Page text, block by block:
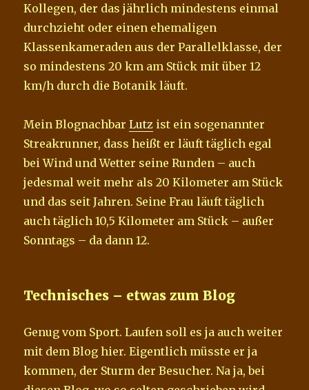
Kollegen, der das jährlich mindestens einmal
durchzieht oder einen ehemaligen
Klassenkameraden aus der Parallelklasse, der
so mindestens 20 km am Stück mit über 12
km/h durch die Botanik läuft.
Mein BlognachbarLutz ist ein sogenannter
Streakrunner, dass heißt er läuft täglich egal
bei Wind und Wetter seine Runden – auch
jedesmal weit mehr als 20 Kilometer am Stück
und das seit Jahren. Seine Frau läuft täglich
auch täglich 10,5 Kilometer am Stück – außer
Sonntags – da dann 12.
Technisches – etwas zum Blog
Genug vom Sport. Laufen soll es ja auch weiter
mit dem Blog hier. Eigentlich müsste er ja
kommen, der Sturm der Besucher. Na ja, bei